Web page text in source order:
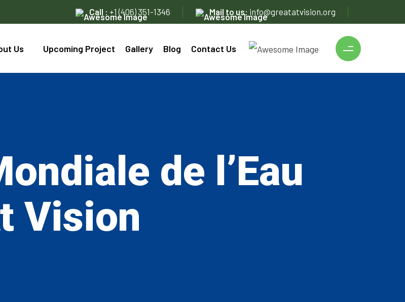
Call : +1 (406) 351-1346 Mail to us: info@greatatvision.org
Us Upcoming Project Gallery Blog Contact Us
de l’Eau
Vision